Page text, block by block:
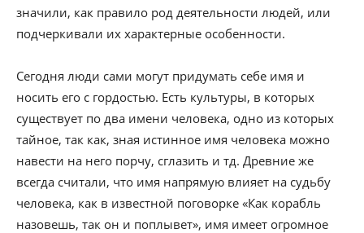
значили, как правило род деятельности людей, или
подчеркивали их характерные особенности.
Сегодня люди сами могут придумать себе имя и
носить его с гордостью. Есть культуры, в которых
существует по два имени человека, одно из которых
тайное, так как, зная истинное имя человека можно
навести на него порчу, сглазить и тд. Древние же
всегда считали, что имя напрямую влияет на судьбу
человека, как в известной поговорке «Как корабль
назовешь, так он и поплывет», имя имеет огромное